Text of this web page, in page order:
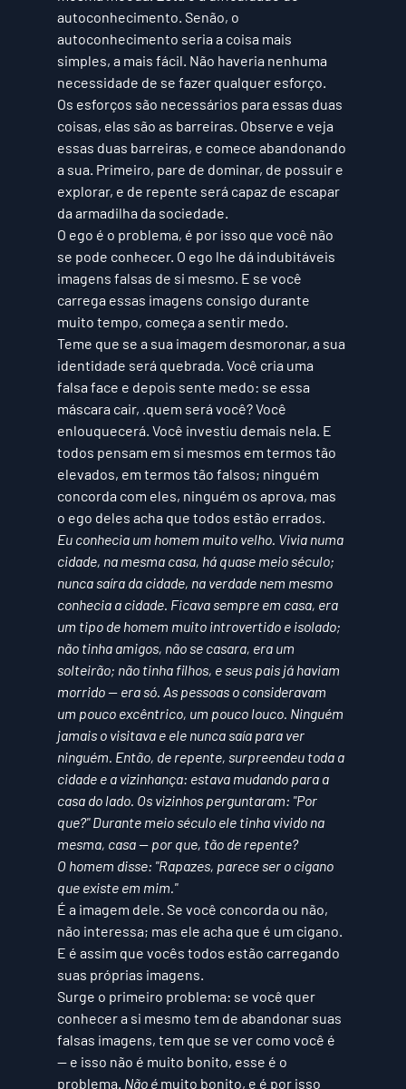
autoconhecimento. Senão, o
autoconhecimento seria a coisa mais
simples, a mais fácil. Não haveria nenhuma
necessidade de se fazer qualquer esforço.
Os esforços são necessários para essas duas
coisas, elas são as barreiras. Observe e veja
essas duas barreiras, e comece abandonando
a sua. Primeiro, pare de dominar, de possuir e
explorar, e de repente será capaz de escapar
da armadilha da sociedade.
O ego é o problema, é por isso que você não
se pode conhecer. O ego lhe dá indubitáveis
imagens falsas de si mesmo. E se você
carrega essas imagens consigo durante
muito tempo, começa a sentir medo.
Teme que se a sua imagem desmoronar, a sua
identidade será quebrada. Você cria uma
falsa face e depois sente medo: se essa
máscara cair, .quem será você? Você
enlouquecerá. Você investiu demais nela. E
todos pensam em si mesmos em termos tão
elevados, em termos tão falsos; ninguém
concorda com eles, ninguém os aprova, mas
o ego deles acha que todos estão errados.
Eu conhecia um homem muito velho. Vivia numa
cidade, na mesma casa, há quase meio século;
nunca saíra da cidade, na verdade nem mesmo
conhecia a cidade. Ficava sempre em casa, era
um tipo de homem muito introvertido e isolado;
não tinha amigos, não se casara, era um
solteirão; não tinha filhos, e seus pais já haviam
morrido — era só. As pessoas o consideravam
um pouco excêntrico, um pouco louco. Ninguém
jamais o visitava e ele nunca saía para ver
ninguém. Então, de repente, surpreendeu toda a
cidade e a vizinhança: estava mudando para a
casa do lado. Os vizinhos perguntaram: "Por
que?" Durante meio século ele tinha vivido na
mesma, casa — por que, tão de repente?
O homem disse: "Rapazes, parece ser o cigano
que existe em mim."
É a imagem dele. Se você concorda ou não,
não interessa; mas ele acha que é um cigano.
E é assim que vocês todos estão carregando
suas próprias imagens.
Surge o primeiro problema: se você quer
conhecer a si mesmo tem de abandonar suas
falsas imagens, tem que se ver como você é
— e isso não é muito bonito, esse é o
problema. Não é muito bonito, e é por isso